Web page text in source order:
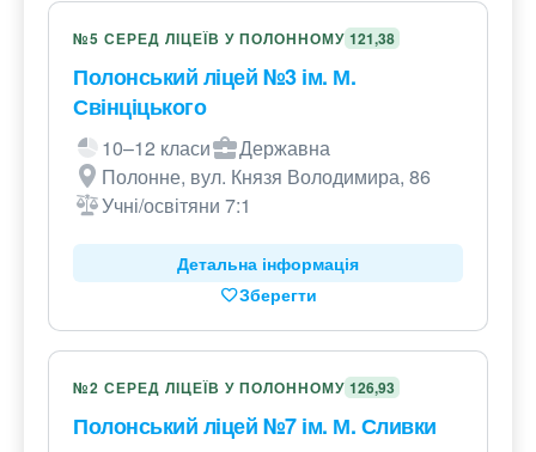
№5 СЕРЕД ЛІЦЕЇВ У ПОЛОННОМУ 121,38
Полонський ліцей №3 ім. М.
Свінціцького
10–12 класи
Державна
Полонне, вул. Князя Володимира, 86
Учні/освітяни 7:1
Детальна інформація
Зберегти
№2 СЕРЕД ЛІЦЕЇВ У ПОЛОННОМУ 126,93
Полонський ліцей №7 ім. М. Сливки